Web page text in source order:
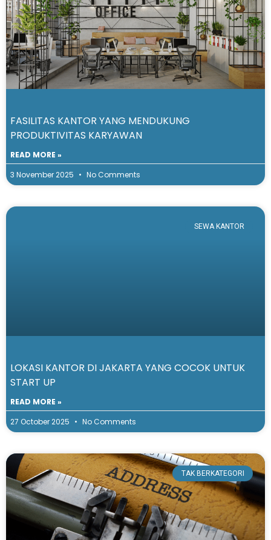
FASILITAS KANTOR YANG MENDUKUNG
PRODUKTIVITAS KARYAWAN
3 November 2025
No Comments
LOKASI KANTOR DI JAKARTA YANG COCOK UNTUK
START UP
27 October 2025
No Comments
TAK BERKATEGORI